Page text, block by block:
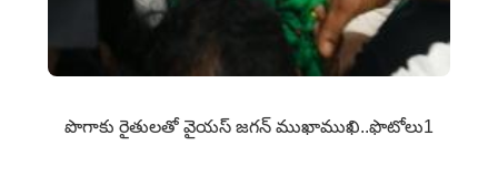
పొగాకు రైతుల‌తో వైయ‌స్ జ‌గ‌న్ ముఖాముఖి..ఫొటోలు1